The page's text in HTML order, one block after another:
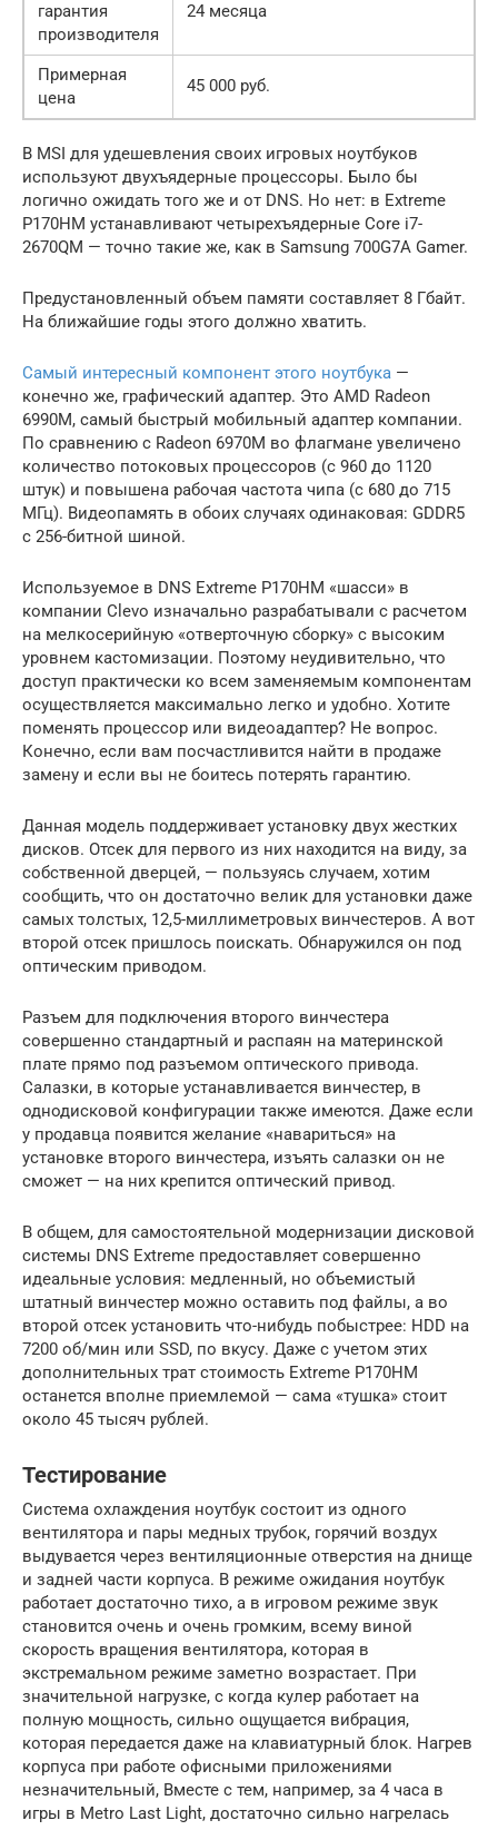
гарантия
производителя
24 месяца
Примерная
цена
45 000 руб.
В MSI для удешевления своих игровых ноутбуков
используют двухъядерные процессоры. Было бы
логично ожидать того же и от DNS. Но нет: в Extreme
P170HM устанавливают четырехъядерные Core i7-
2670QM — точно такие же, как в Samsung 700G7A Gamer.
Предустановленный объем памяти составляет 8 Гбайт.
На ближайшие годы этого должно хватить.
Самый интересный компонент этого ноутбука —
конечно же, графический адаптер. Это AMD Radeon
6990M, самый быстрый мобильный адаптер компании.
По сравнению с Radeon 6970M во флагмане увеличено
количество потоковых процессоров (с 960 до 1120
штук) и повышена рабочая частота чипа (с 680 до 715
МГц). Видеопамять в обоих случаях одинаковая: GDDR5
с 256-битной шиной.
Используемое в DNS Extreme P170HM «шасси» в
компании Clevo изначально разрабатывали с расчетом
на мелкосерийную «отверточную сборку» с высоким
уровнем кастомизации. Поэтому неудивительно, что
доступ практически ко всем заменяемым компонентам
осуществляется максимально легко и удобно. Хотите
поменять процессор или видеоадаптер? Не вопрос.
Конечно, если вам посчастливится найти в продаже
замену и если вы не боитесь потерять гарантию.
Данная модель поддерживает установку двух жестких
дисков. Отсек для первого из них находится на виду, за
собственной дверцей, — пользуясь случаем, хотим
сообщить, что он достаточно велик для установки даже
самых толстых, 12,5-миллиметровых винчестеров. А вот
второй отсек пришлось поискать. Обнаружился он под
оптическим приводом.
Разъем для подключения второго винчестера
совершенно стандартный и распаян на материнской
плате прямо под разъемом оптического привода.
Салазки, в которые устанавливается винчестер, в
однодисковой конфигурации также имеются. Даже если
у продавца появится желание «навариться» на
установке второго винчестера, изъять салазки он не
сможет — на них крепится оптический привод.
В общем, для самостоятельной модернизации дисковой
системы DNS Extreme предоставляет совершенно
идеальные условия: медленный, но объемистый
штатный винчестер можно оставить под файлы, а во
второй отсек установить что-нибудь побыстрее: HDD на
7200 об/мин или SSD, по вкусу. Даже с учетом этих
дополнительных трат стоимость Extreme P170HM
останется вполне приемлемой — сама «тушка» стоит
около 45 тысяч рублей.
Тестирование
Система охлаждения ноутбук состоит из одного
вентилятора и пары медных трубок, горячий воздух
выдувается через вентиляционные отверстия на днище
и задней части корпуса. В режиме ожидания ноутбук
работает достаточно тихо, а в игровом режиме звук
становится очень и очень громким, всему виной
скорость вращения вентилятора, которая в
экстремальном режиме заметно возрастает. При
значительной нагрузке, с когда кулер работает на
полную мощность, сильно ощущается вибрация,
которая передается даже на клавиатурный блок. Нагрев
корпуса при работе офисными приложениями
незначительный, Вместе с тем, например, за 4 часа в
игры в Metro Last Light, достаточно сильно нагрелась